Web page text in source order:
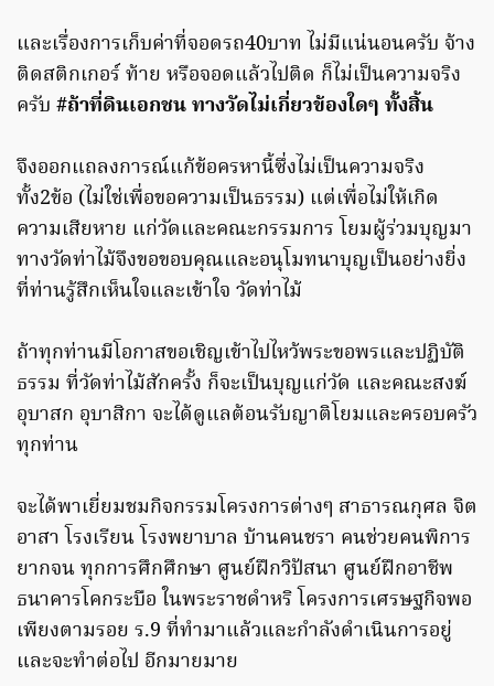
และเรื่องการเก็บค่าที่จอดรถ40บาท ไม่มีแน่นอนครับ จ้าง
ติดสติกเกอร์ ท้าย หรือจอดแล้วไปติด ก็ไม่เป็นความจริง
ครับ #ถ้าที่ดินเอกชน ทางวัดไม่เกี่ยวข้องใดๆ ทั้งสิ้น
จึงออกแถลงการณ์แก้ข้อครหานี้ซึ่งไม่เป็นความจริง
ทั้ง2ข้อ (ไม่ใช่เพื่อขอความเป็นธรรม) แต่เพื่อไม่ให้เกิด
ความเสียหาย แก่วัดและคณะกรรมการ โยมผู้ร่วมบุญมา
ทางวัดท่าไม้จึงขอขอบคุณและอนุโมทนาบุญเป็นอย่างยิ่ง
ที่ท่านรู้สึกเห็นใจและเข้าใจ วัดท่าไม้
ถ้าทุกท่านมีโอกาสขอเชิญเข้าไปไหว้พระขอพรและปฏิบัติ
ธรรม ที่วัดท่าไม้สักครั้ง ก็จะเป็นบุญแก่วัด และคณะสงฆ์
อุบาสก อุบาสิกา จะได้ดูแลต้อนรับญาติโยมและครอบครัว
ทุกท่าน
จะได้พาเยี่ยมชมกิจกรรมโครงการต่างๆ สาธารณกุศล จิต
อาสา โรงเรียน โรงพยาบาล บ้านคนชรา คนช่วยคนพิการ
ยากจน ทุกการศึกศึกษา ศูนย์ฝึกวิปัสนา ศูนย์ฝึกอาชีพ
ธนาคารโคกระบือ ในพระราชดำหริ โครงการเศรษฐกิจพอ
เพียงตามรอย ร.9 ที่ทำมาแล้วและกำลังดำเนินการอยู่
และจะทำต่อไป อีกมายมาย